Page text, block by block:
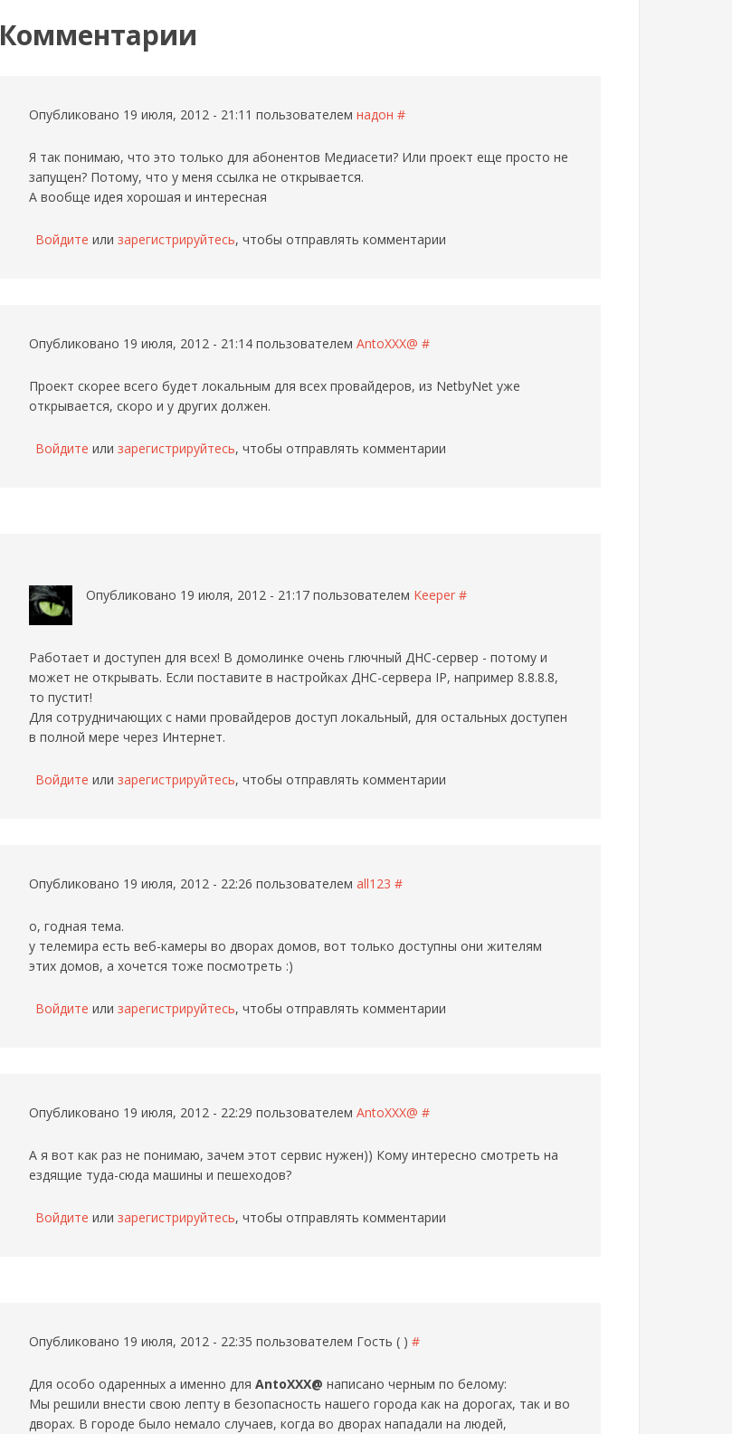
Комментарии
Опубликовано 19 июля, 2012 - 21:11 пользователем надон #
Я так понимаю, что это только для абонентов Медиасети? Или проект еще просто не
запущен? Потому, что у меня ссылка не открывается.
А вообще идея хорошая и интересная
Войдите или зарегистрируйтесь, чтобы отправлять комментарии
Опубликовано 19 июля, 2012 - 21:14 пользователем AntoXXX@ #
Проект скорее всего будет локальным для всех провайдеров, из NetbyNet уже
открывается, скоро и у других должен.
Войдите или зарегистрируйтесь, чтобы отправлять комментарии
Опубликовано 19 июля, 2012 - 21:17 пользователем Keeper #
Работает и доступен для всех! В домолинке очень глючный ДНС-сервер - потому и
может не открывать. Если поставите в настройках ДНС-сервера IP, например 8.8.8.8,
то пустит!
Для сотрудничающих с нами провайдеров доступ локальный, для остальных доступен
в полной мере через Интернет.
Войдите или зарегистрируйтесь, чтобы отправлять комментарии
Опубликовано 19 июля, 2012 - 22:26 пользователем all123 #
о, годная тема.
у телемира есть веб-камеры во дворах домов, вот только доступны они жителям
этих домов, а хочется тоже посмотреть :)
Войдите или зарегистрируйтесь, чтобы отправлять комментарии
Опубликовано 19 июля, 2012 - 22:29 пользователем AntoXXX@ #
А я вот как раз не понимаю, зачем этот сервис нужен)) Кому интересно смотреть на
ездящие туда-сюда машины и пешеходов?
Войдите или зарегистрируйтесь, чтобы отправлять комментарии
Опубликовано 19 июля, 2012 - 22:35 пользователем Гость ( ) #
Для особо одаренных а именно для AntoXXX@ написано черным по белому:
Мы решили внести свою лепту в безопасность нашего города как на дорогах, так и во
дворах. В городе было немало случаев, когда во дворах нападали на людей,